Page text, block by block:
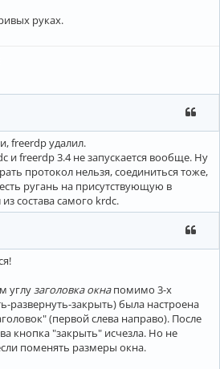
руках.
freerdp удалил.
и freerdp 3.4 не запускается вообще. Ну
протокол нельзя, соединиться тоже,
ругань на присутствующую в
состава самого krdc.
углузаголовка окнапомимо 3-х
развернуть-закрыть) была настроена
(первой слева направо). После
кнопка "закрыть" исчезла. Но не
поменять размеры окна.